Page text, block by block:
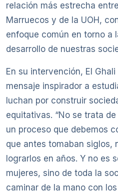
relación más estrecha
Marruecos y de la UOH,
enfoque común en torno a
desarrollo de nuestras
En su intervención, El
mensaje inspirador a
luchan por construir
equitativas. “No se trata
un proceso que debemos
que antes tomaban siglos,
lograrlos en años. Y no es
mujeres, sino de toda la
caminar de la mano con